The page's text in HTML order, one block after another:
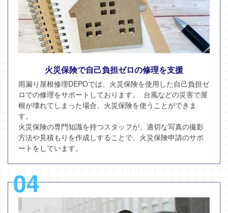
火災保険で自己負担ゼロの修理を支援
雨漏り屋根修理DEPOでは、火災保険を使用した自己負担ゼ
ロでの修理をサポートしております。 台風などの災害で屋
根が壊れてしまった場合、火災保険を使うことができま
す。
火災保険の専門知識を持つスタッフが、適切な写真の撮影
方法や見積もりを作成しすることで、火災保険申請のサポ
ートをしています。
04